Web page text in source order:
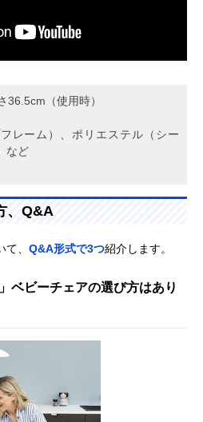
36.5cm（使用時）
レーム）、ポリエステル（シー
など
、Q&A
、 Q&A形式で3つ紹介します。
ベビーチェアの選び方はあり